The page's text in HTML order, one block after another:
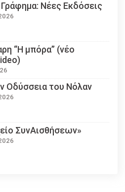
Νέες Εκδόσεις
“Η μπόρα” (νέο
Οδύσσεια του Νόλαν
ΣυνΑισθήσεων»